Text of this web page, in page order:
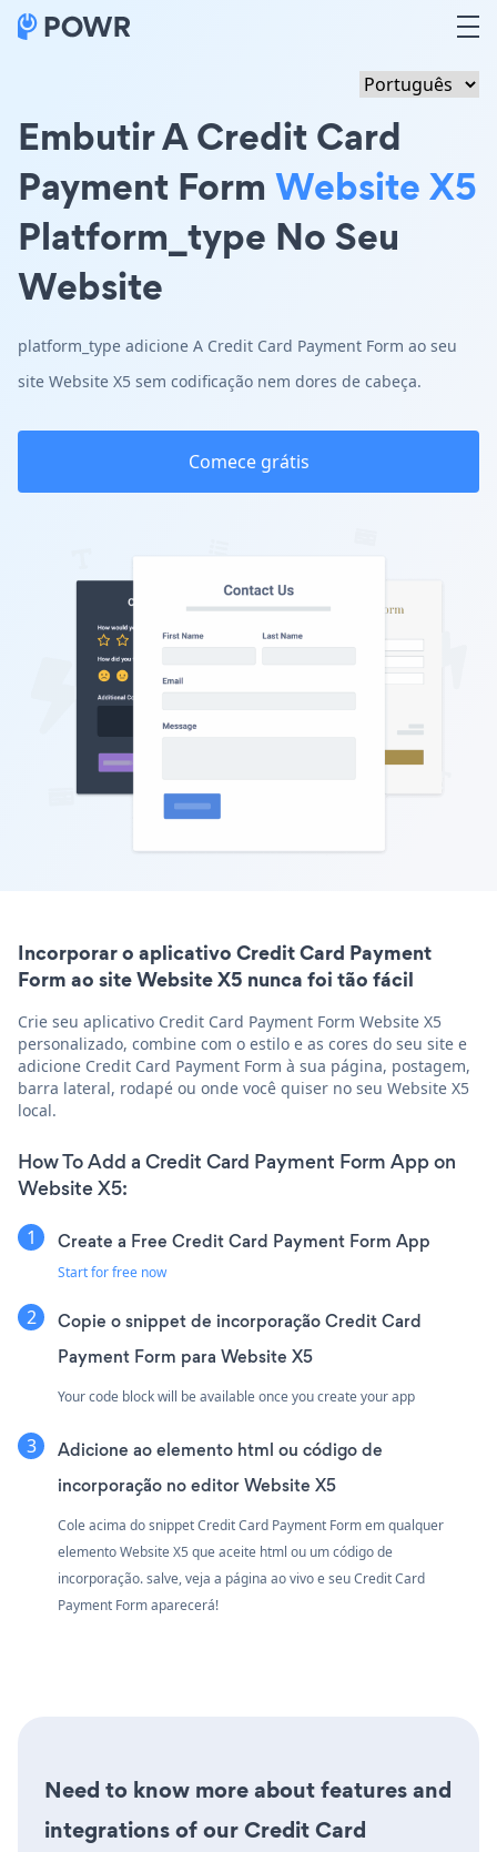
Embutir A Credit Card
Payment Form Website X5
Platform_type No Seu
Website
platform_type adicione A Credit Card Payment Form ao seu
site Website X5 sem codificação nem dores de cabeça.
Comece grátis
Incorporar o aplicativo Credit Card Payment
Form ao site Website X5 nunca foi tão fácil
Crie seu aplicativo Credit Card Payment Form Website X5
personalizado, combine com o estilo e as cores do seu site e
adicione Credit Card Payment Form à sua página, postagem,
barra lateral, rodapé ou onde você quiser no seu Website X5
local.
How To Add a Credit Card Payment Form App on
Website X5:
Create a Free Credit Card Payment Form App
Start for free now
Copie o snippet de incorporação Credit Card
Payment Form para Website X5
Your code block will be available once you create your app
Adicione ao elemento html ou código de
incorporação no editor Website X5
Cole acima do snippet Credit Card Payment Form em qualquer
elemento Website X5 que aceite html ou um código de
incorporação. salve, veja a página ao vivo e seu Credit Card
Payment Form aparecerá!
Need to know more about features and
integrations of our Credit Card